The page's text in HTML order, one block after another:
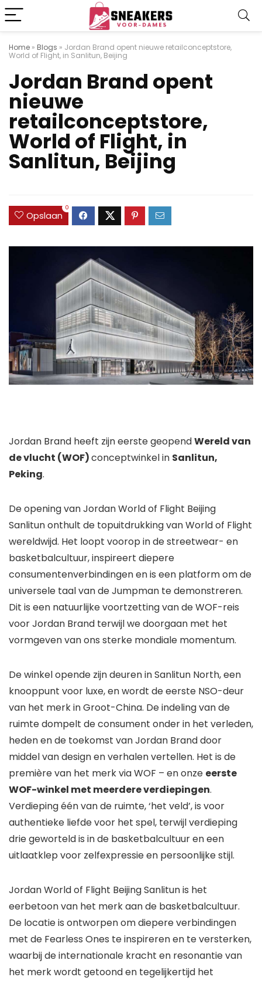
Home » Blogs » Jordan Brand opent nieuwe retailconceptstore,
World of Flight, in Sanlitun, Beijing
Jordan Brand opent
nieuwe
retailconceptstore,
World of Flight, in
Sanlitun, Beijing
Opslaan
0
Jordan Brand heeft zijn eerste geopendWereld van
de vlucht (WOF)conceptwinkel in Sanlitun,
Peking.
De opening van Jordan World of Flight Beijing
Sanlitun onthult de topuitdrukking van World of Flight
wereldwijd. Het loopt voorop in de streetwear- en
basketbalcultuur, inspireert diepere
consumentenverbindingen en is een platform om de
universele taal van de Jumpman te demonstreren.
Dit is een natuurlijke voortzetting van de WOF-reis
voor Jordan Brand terwijl we doorgaan met het
vormgeven van ons sterke mondiale momentum.
De winkel opende zijn deuren in Sanlitun North, een
knooppunt voor luxe, en wordt de eerste NSO-deur
van het merk in Groot-China. De indeling van de
ruimte dompelt de consument onder in het verleden,
heden en de toekomst van Jordan Brand door
middel van design en verhalen vertellen. Het is de
première van het merk via WOF – en onze eerste
WOF-winkel met meerdere verdiepingen.
Verdieping één van de ruimte, ‘het veld’, is voor
authentieke liefde voor het spel, terwijl verdieping
drie geworteld is in de basketbalcultuur en een
uitlaatklep voor zelfexpressie en persoonlijke stijl.
Jordan World of Flight Beijing Sanlitun is het
eerbetoon van het merk aan de basketbalcultuur.
De locatie is ontworpen om diepere verbindingen
met de Fearless Ones te inspireren en te versterken,
waarbij de internationale kracht en resonantie van
het merk wordt getoond en tegelijkertijd het